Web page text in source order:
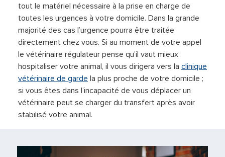
tout le matériel nécessaire à la prise en charge de
toutes les urgences à votre domicile. Dans la grande
majorité des cas l’urgence pourra être traitée
directement chez vous. Si au moment de votre appel
le vétérinaire régulateur pense qu’il vaut mieux
hospitaliser votre animal, il vous dirigera vers la clinique
vétérinaire de garde la plus proche de votre domicile ;
si vous êtes dans l’incapacité de vous déplacer un
vétérinaire peut se charger du transfert après avoir
stabilisé votre animal.